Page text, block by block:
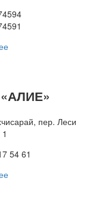
пер. Леси
54 61